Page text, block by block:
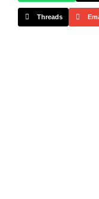
Threads